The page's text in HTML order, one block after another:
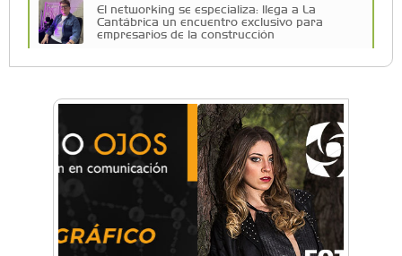
El networking se especializa: llega a La
Cantábrica un encuentro exclusivo para
empresarios de la construcción
Una compañía teatral de Castelar competirá
por el Premio FEBA Cultura
La primera vez que Eva Perón voló en avión lo
hizo desde Morón
Mariana Croce: "Hoy las empresas necesitan